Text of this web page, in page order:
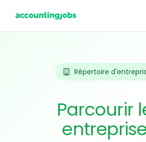
Répertoire
Parcourir